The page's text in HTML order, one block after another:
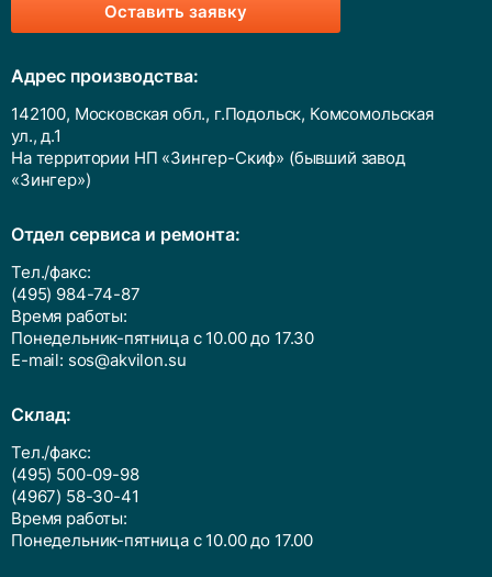
Оставить заявку
Адрес производства:
142100, Московская обл., г.Подольск, Комсомольская
ул., д.1
На территории НП «Зингер-Скиф» (бывший завод
«Зингер»)
Отдел сервиса и ремонта:
Тел./факс:
(495) 984-74-87
Время работы:
Понедельник-пятница с 10.00 до 17.30
E-mail: sos@akvilon.su
Cклад:
Тел./факс:
(495) 500-09-98
(4967) 58-30-41
Время работы:
Понедельник-пятница с 10.00 до 17.00